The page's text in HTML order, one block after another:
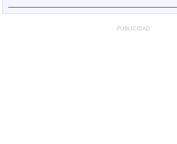
PUBLICIDAD